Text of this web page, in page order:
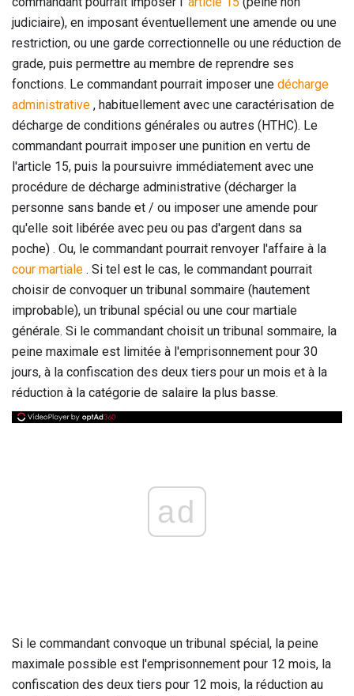
judiciaire), en imposant éventuellement une amende ou une
restriction, ou une garde correctionnelle ou une réduction de
grade, puis permettre au membre de reprendre ses
fonctions. Le commandant pourrait imposer une décharge
administrative , habituellement avec une caractérisation de
décharge de conditions générales ou autres (HTHC). Le
commandant pourrait imposer une punition en vertu de
l'article 15, puis la poursuivre immédiatement avec une
procédure de décharge administrative (décharger la
personne sans bande et / ou imposer une amende pour
qu'elle soit libérée avec peu ou pas d'argent dans sa
poche) . Ou, le commandant pourrait renvoyer l'affaire à la
cour martiale . Si tel est le cas, le commandant pourrait
choisir de convoquer un tribunal sommaire (hautement
improbable), un tribunal spécial ou une cour martiale
générale. Si le commandant choisit un tribunal sommaire, la
peine maximale est limitée à l'emprisonnement pour 30
jours, à la confiscation des deux tiers pour un mois et à la
réduction à la catégorie de salaire la plus basse.
ad
Si le commandant convoque un tribunal spécial, la peine
maximale possible est l'emprisonnement pour 12 mois, la
confiscation des deux tiers pour 12 mois, la réduction au